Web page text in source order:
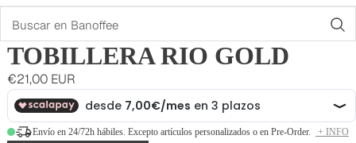
TOBILLERA RIO GOLD
€21,00 EUR
Envío en 24/72h hábiles. Excepto artículos personalizados o en Pre-Order. + INFO